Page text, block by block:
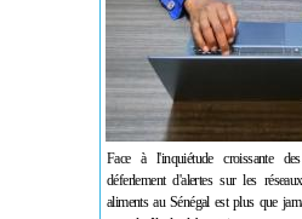
Face à l'inquiétude croissante
déferlement d'alertes sur les
aliments au Sénégal est plus que